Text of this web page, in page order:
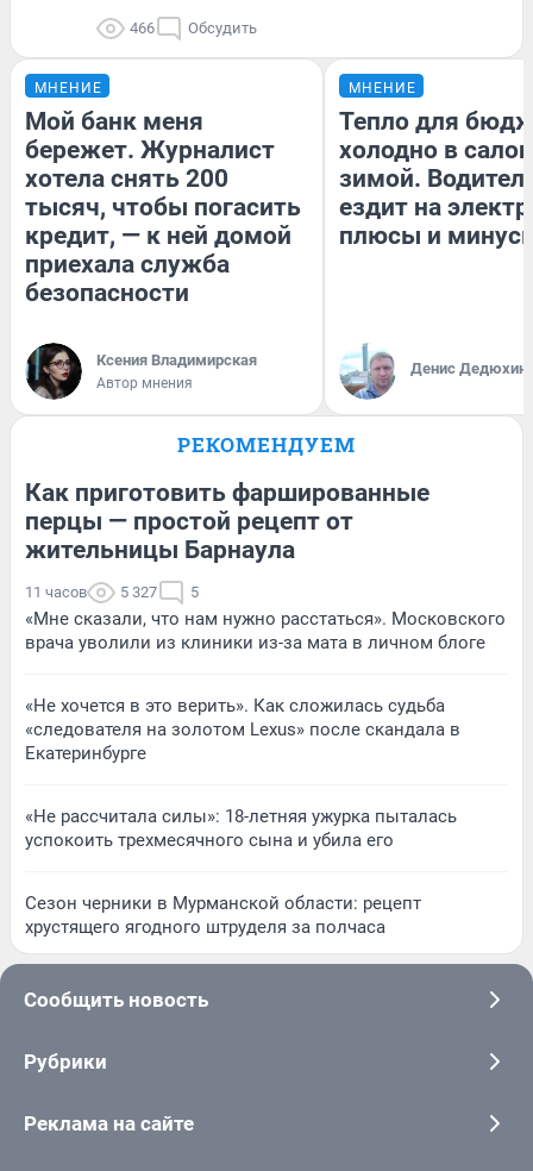
466 Обсудить
МНЕНИЕ
Мой банк меня
бережет. Журналист
хотела снять 200
тысяч, чтобы погасить
кредит, — к ней домой
приехала служба
безопасности
Ксения Владимирская
Автор мнения
МНЕНИЕ
Тепло для
холодно в
зимой.
ездит на
плюсы и
Денис Дедюхин
РЕКОМЕНДУЕМ
Как приготовить фаршированные
перцы — простой рецепт от
жительницы Барнаула
11 часов 5 327 5
«Мне сказали, что нам нужно расстаться». Московского
врача уволили из клиники из-за мата в личном блоге
«Не хочется в это верить». Как сложилась судьба
«следователя на золотом Lexus» после скандала в
Екатеринбурге
«Не рассчитала силы»: 18-летняя ужурка пыталась
успокоить трехмесячного сына и убила его
Сезон черники в Мурманской области: рецепт
хрустящего ягодного штруделя за полчаса
Сообщить новость
Рубрики
Реклама на сайте